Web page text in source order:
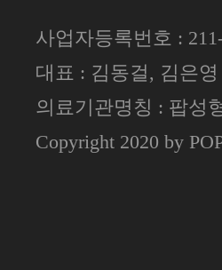
사업자등록번호 :
대표 : 김동걸, 김은영
의료기관명칭 : 팝성
Copyright 2020 by